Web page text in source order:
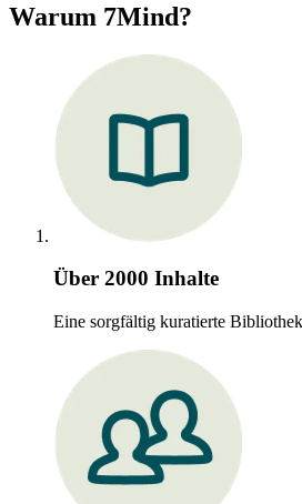
Warum 7Mind?
Über 2000 Inhalte
Eine sorgfältig kuratierte